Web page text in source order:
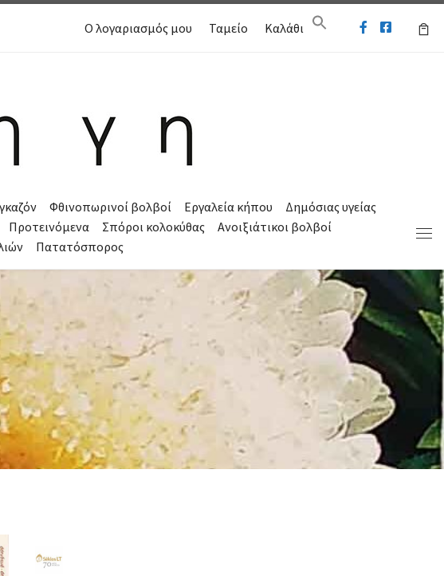
Ο λογαριασμός μου Ταμείο Καλάθι
Φθινοπωρινοί βολβοί Εργαλεία κήπου
Δημόσιας υγείας
Προτεινόμενα Σπόροι κολοκύθας
Ανοιξιάτικοι βολβοί
Πατατόσπορος